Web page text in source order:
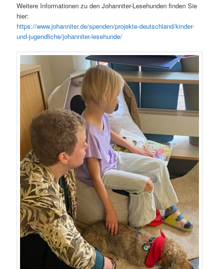
Weitere Informationen zu den Johanniter-Lesehunden finden Sie
hier:
https://www.johanniter.de/spenden/projekte-deutschland/kinder-
und-jugendliche/johanniter-lesehunde/